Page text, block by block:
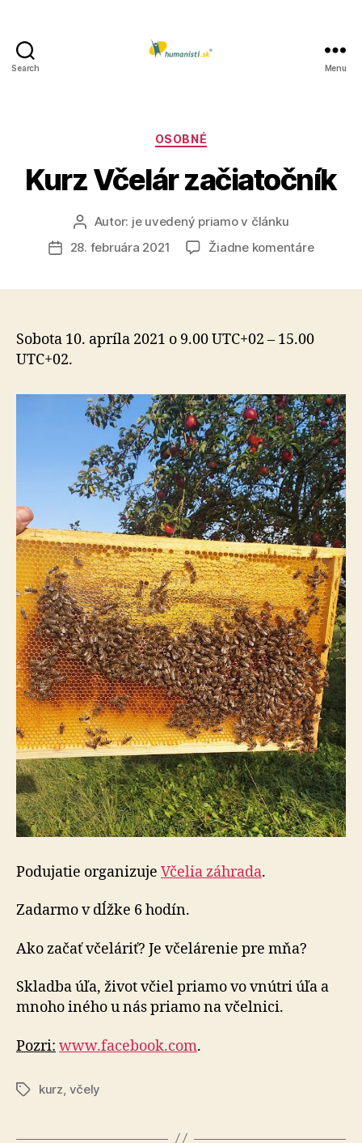
Search Menu
Kategórie
OSOBNÉ
Kurz Včelár začiatočník
Autor
článku
Autor: je uvedený priamo v článku
Dátum
28. februára 2021 Žiadne komentárena
Sobota 10. apríla 2021 o 9.00 UTC+02 – 15.00
UTC+02.
Podujatie organizuje Včelia záhrada.
Zadarmo v dĺžke 6 hodín.
Ako začať včeláriť? Je včelárenie pre mňa?
Skladba úľa, život včiel priamo vo vnútri úľa a
mnoho iného u nás priamo na včelnici.
Pozri: www.facebook.com.
Značky
kurz včely